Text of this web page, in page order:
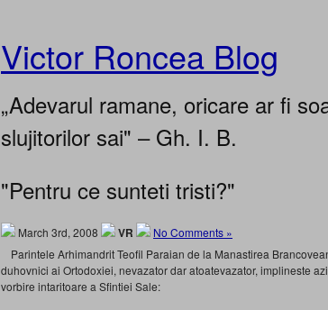
Victor Roncea Blog
„Adevarul ramane, oricare ar fi
slujitorilor sai" – Gh. I. B.
"Pentru ce sunteti tristi?"
March 3rd, 2008 VR
No Comments »
Parintele Arhimandrit Teofil Paraian de la Manastirea
duhovnici ai Ortodoxiei, nevazator dar atoatevazator, implineste
vorbire intaritoare a Sfintiei Sale: